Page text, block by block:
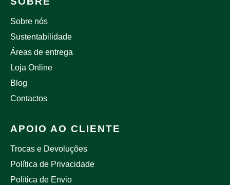
Sobre nós
Sustentabilidade
Áreas de entrega
Loja Online
Blog
Contactos
APOIO AO CLIENTE
Trocas e Devoluções
Política de Privacidade
Política de Envio